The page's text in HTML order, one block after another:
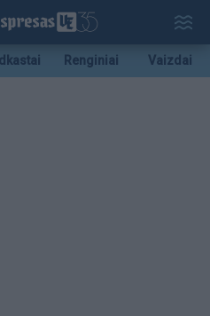
Renginiai Vaizdai